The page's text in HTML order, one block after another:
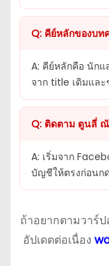
Q: คีย์หลักของบท
A: คีย์หลักคือ นัก
จาก title เดิมแล
Q: ติดตาม ตูนลี่
A: เริ่มจาก
บัญชีให้ตรงก่อนก
ถ้าอยากตามวาร์
อัปเดตต่อเนื่อง